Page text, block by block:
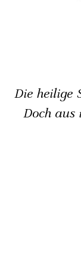
Die heilige
Doch